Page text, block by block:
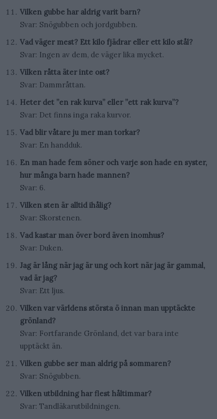
Vilken gubbe har aldrig varit barn?
Svar: Snögubben och jordgubben.
Vad väger mest? Ett kilo fjädrar eller ett kilo stål?
Svar: Ingen av dem, de väger lika mycket.
Vilken råtta äter inte ost?
Svar: Dammråttan.
Heter det ”en rak kurva” eller ”ett rak kurva”?
Svar: Det finns inga raka kurvor.
Vad blir våtare ju mer man torkar?
Svar: En handduk.
En man hade fem söner och varje son hade en syster,
hur många barn hade mannen?
Svar: 6.
Vilken sten är alltid ihålig?
Svar: Skorstenen.
Vad kastar man över bord även inomhus?
Svar: Duken.
Jag är lång när jag är ung och kort när jag är gammal,
vad är jag?
Svar: Ett ljus.
Vilken var världens största ö innan man upptäckte
grönland?
Svar: Fortfarande Grönland, det var bara inte
upptäckt än.
Vilken gubbe ser man aldrig på sommaren?
Svar: Snögubben.
Vilken utbildning har flest håltimmar?
Svar: Tandläkarutbildningen.